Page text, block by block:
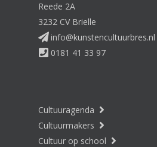
Reede 2A
3232 CV Brielle
info@kunstencultuurbres.nl
0181 41 33 97
Cultuuragenda
Cultuurmakers
Cultuur op school